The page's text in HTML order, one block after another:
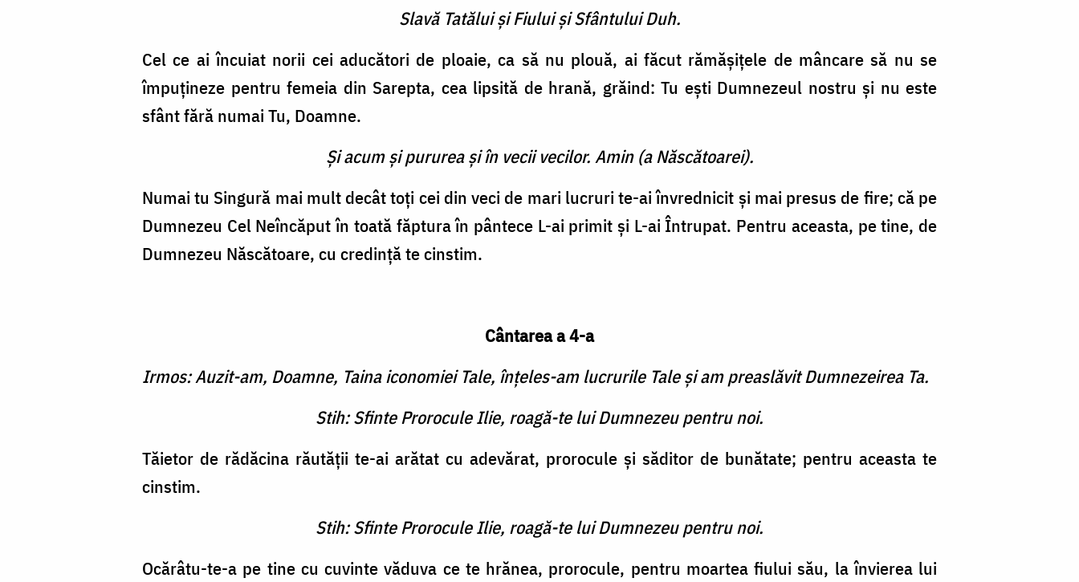
Slavă Tatălui şi Fiului şi Sfântului Duh.
Cel ce ai încuiat norii cei aducători de ploaie, ca să nu plouă, ai făcut rămăşiţele de mâncare să nu se
împuţineze pentru femeia din Sarepta, cea lipsită de hrană, grăind: Tu eşti Dumnezeul nostru şi nu este
sfânt fără numai Tu, Doamne.
Şi acum şi pururea şi în vecii vecilor. Amin (a Născătoarei).
Numai tu Singură mai mult decât toţi cei din veci de mari lucruri te-ai învrednicit şi mai presus de fire; că pe
Dumnezeu Cel Neîncăput în toată făptura în pântece L-ai primit şi L-ai Întrupat. Pentru aceasta, pe tine, de
Dumnezeu Născătoare, cu credinţă te cinstim.
Cântarea a 4-a
Irmos: Auzit-am, Doamne, Taina iconomiei Tale, înţeles-am lucrurile Tale şi am preaslăvit Dumnezeirea Ta.
Stih: Sfinte Prorocule Ilie, roagă-te lui Dumnezeu pentru noi.
Tăietor de rădăcina răutăţii te-ai arătat cu adevărat, prorocule şi săditor de bunătate; pentru aceasta te
cinstim.
Stih: Sfinte Prorocule Ilie, roagă-te lui Dumnezeu pentru noi.
Ocărâtu-te-a pe tine cu cuvinte văduva ce te hrănea, prorocule, pentru moartea fiului său, la învierea lui